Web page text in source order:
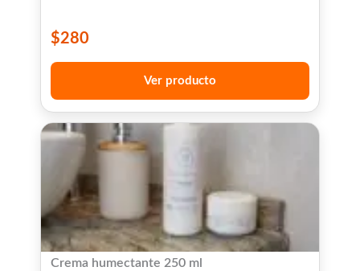
$280
Ver producto
Crema humectante 250 ml